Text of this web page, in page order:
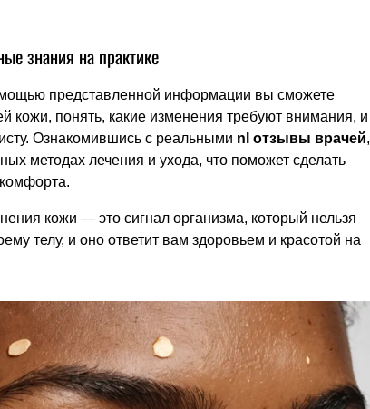
знания на практике
представленной информации вы сможете
кожи, понять, какие изменения требуют внимания, и
Ознакомившись с реальными nl отзывы врачей,
методах лечения и ухода, что поможет сделать
кожи — это сигнал организма, который нельзя
телу, и оно ответит вам здоровьем и красотой на